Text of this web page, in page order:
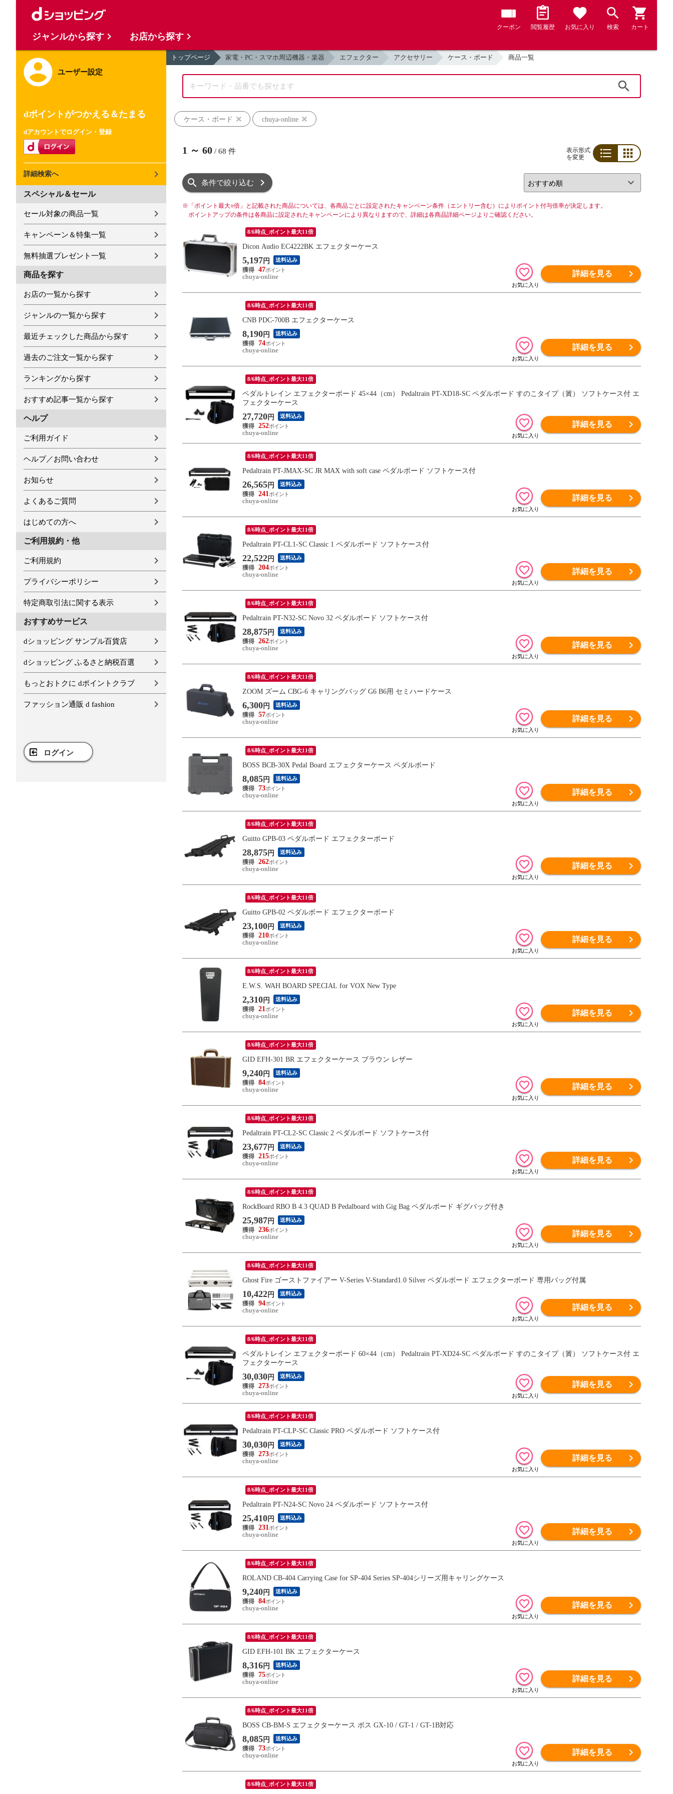
クーポン 閲覧履歴 お気に入り 検索 カート
ユーザー設定
dポイントがつかえる＆たまる
dアカウントでログイン・登録
詳細検索へ
スペシャル＆セール
セール対象の商品一覧
キャンペーン＆特集一覧
無料抽選プレゼント一覧
商品を探す
お店の一覧から探す
ジャンルの一覧から探す
最近チェックした商品から探す
過去のご注文一覧から探す
ランキングから探す
おすすめ記事一覧から探す
ヘルプ
ご利用ガイド
ヘルプ／お問い合わせ
お知らせ
よくあるご質問
はじめての方へ
ご利用規約・他
ご利用規約
プライバシーポリシー
特定商取引法に関する表示
おすすめサービス
dショッピング サンプル百貨店
dショッピング ふるさと納税百選
もっとおトクに dポイントクラブ
ファッション通販 d fashion
ログイン
トップページ 家電・PC・スマホ周辺機器・楽器 エフェクター アクセサリー ケース・ボード 商品一覧
ケース・ボード chuya-online
1 ～ 60 / 68 件
表示形式
を変更
条件で絞り込む
※ 「ポイント最大○倍」と記載された商品については、各商品ごとに設定されたキャンペーン条件（エントリー含む）によりポイント付与倍率が決定します。
ポイントアップの条件は各商品に設定されたキャンペーンにより異なりますので、詳細は各商品詳細ページよりご確認ください。
8/6時点_ポイント最大11倍
Dicon Audio EC4222BK エフェクターケース
5,197 円 送料込み
47
chuya-online
詳細を見る
8/6時点_ポイント最大11倍
CNB PDC-700B エフェクターケース
8,190 円 送料込み
74
chuya-online
詳細を見る
8/6時点_ポイント最大11倍
ペダルトレイン エフェクターボード 45×44（cm） Pedaltrain PT-XD18-SC ペダルボード すのこタイプ（簀） ソフトケース付 エ
フェクターケース
27,720 円 送料込み
252
chuya-online
詳細を見る
8/6時点_ポイント最大11倍
Pedaltrain PT-JMAX-SC JR MAX with soft case ペダルボード ソフトケース付
26,565 円 送料込み
241
chuya-online
詳細を見る
8/6時点_ポイント最大11倍
Pedaltrain PT-CL1-SC Classic 1 ペダルボード ソフトケース付
22,522 円 送料込み
204
chuya-online
詳細を見る
8/6時点_ポイント最大11倍
Pedaltrain PT-N32-SC Novo 32 ペダルボード ソフトケース付
28,875 円 送料込み
262
chuya-online
詳細を見る
8/6時点_ポイント最大11倍
ZOOM ズーム CBG-6 キャリングバッグ G6 B6用 セミハードケース
6,300 円 送料込み
57
chuya-online
詳細を見る
8/6時点_ポイント最大11倍
BOSS BCB-30X Pedal Board エフェクターケース ペダルボード
8,085 円 送料込み
73
chuya-online
詳細を見る
8/6時点_ポイント最大11倍
Guitto GPB-03 ペダルボード エフェクターボード
28,875 円 送料込み
262
chuya-online
詳細を見る
8/6時点_ポイント最大11倍
Guitto GPB-02 ペダルボード エフェクターボード
23,100 円 送料込み
210
chuya-online
詳細を見る
8/6時点_ポイント最大11倍
E.W.S. WAH BOARD SPECIAL for VOX New Type
2,310 円 送料込み
21
chuya-online
詳細を見る
8/6時点_ポイント最大11倍
GID EFH-301 BR エフェクターケース ブラウン レザー
9,240 円 送料込み
84
chuya-online
詳細を見る
8/6時点_ポイント最大11倍
Pedaltrain PT-CL2-SC Classic 2 ペダルボード ソフトケース付
23,677 円 送料込み
215
chuya-online
詳細を見る
8/6時点_ポイント最大11倍
RockBoard RBO B 4.3 QUAD B Pedalboard with Gig Bag ペダルボード ギグバッグ付き
25,987 円 送料込み
236
chuya-online
詳細を見る
8/6時点_ポイント最大11倍
Ghost Fire ゴーストファイアー V-Series V-Standard1.0 Silver ペダルボード エフェクターボード 専用バッグ付属
10,422 円 送料込み
94
chuya-online
詳細を見る
8/6時点_ポイント最大11倍
ペダルトレイン エフェクターボード 60×44（cm） Pedaltrain PT-XD24-SC ペダルボード すのこタイプ（簀） ソフトケース付 エ
フェクターケース
30,030 円 送料込み
273
chuya-online
詳細を見る
8/6時点_ポイント最大11倍
Pedaltrain PT-CLP-SC Classic PRO ペダルボード ソフトケース付
30,030 円 送料込み
273
chuya-online
詳細を見る
8/6時点_ポイント最大11倍
Pedaltrain PT-N24-SC Novo 24 ペダルボード ソフトケース付
25,410 円 送料込み
231
chuya-online
詳細を見る
8/6時点_ポイント最大11倍
ROLAND CB-404 Carrying Case for SP-404 Series SP-404シリーズ用キャリングケース
9,240 円 送料込み
84
chuya-online
詳細を見る
8/6時点_ポイント最大11倍
GID EFH-101 BK エフェクターケース
8,316 円 送料込み
75
chuya-online
詳細を見る
8/6時点_ポイント最大11倍
BOSS CB-BM-S エフェクターケース ボス GX-10 / GT-1 / GT-1B対応
8,085 円 送料込み
73
chuya-online
詳細を見る
8/6時点_ポイント最大11倍
ジャンルから探す お店から探す